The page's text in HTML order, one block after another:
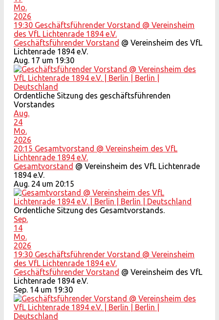
Mo.
2026
19:30 Geschäftsführender Vorstand @ Vereinsheim
des VfL Lichtenrade 1894 e.V.
Geschäftsführender Vorstand @ Vereinsheim des VfL
Lichtenrade 1894 e.V.
Aug. 17 um 19:30
Ordentliche Sitzung des geschäftsführenden
Vorstandes
Aug.
24
Mo.
2026
20:15 Gesamtvorstand @ Vereinsheim des VfL
Lichtenrade 1894 e.V.
Gesamtvorstand @ Vereinsheim des VfL Lichtenrade
1894 e.V.
Aug. 24 um 20:15
Ordentliche Sitzung des Gesamtvorstands.
Sep.
14
Mo.
2026
19:30 Geschäftsführender Vorstand @ Vereinsheim
des VfL Lichtenrade 1894 e.V.
Geschäftsführender Vorstand @ Vereinsheim des VfL
Lichtenrade 1894 e.V.
Sep. 14 um 19:30